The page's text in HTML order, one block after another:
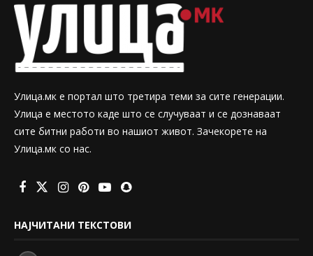
Улица.мк е портал што третира теми за сите генерации.
Улица е местото каде што се случуваат и се дознаваат
сите битни работи во нашиот живот. Зачекорете на
Улица.мк со нас.
НАЈЧИТАНИ ТЕКСТОВИ